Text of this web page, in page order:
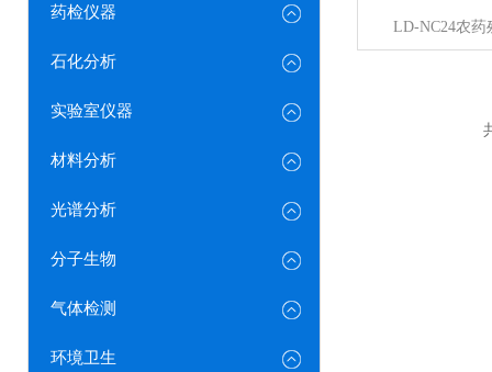
药检仪器
石化分析
实验室仪器
材料分析
光谱分析
分子生物
气体检测
环境卫生
LD-NC24农药